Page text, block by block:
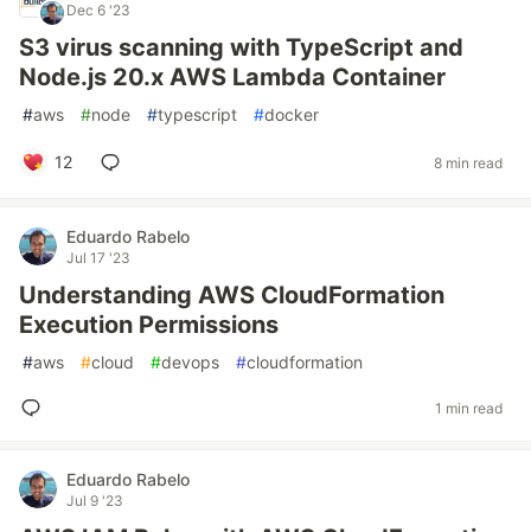
Dec 6 '23
S3 virus scanning with TypeScript and
Node.js 20.x AWS Lambda Container
#aws #node #typescript #docker
12 8 min read
Eduardo Rabelo
Jul 17 '23
Understanding AWS CloudFormation
Execution Permissions
#aws #cloud #devops #cloudformation
1 min read
Eduardo Rabelo
Jul 9 '23